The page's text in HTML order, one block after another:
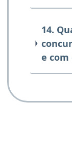
14.
e com